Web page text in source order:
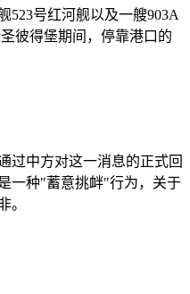
523号红河舰以及一艘903A
彼得堡期间，停靠港口的
过中方对这一消息的正式回
一种"蓄意挑衅"行为，关于
。